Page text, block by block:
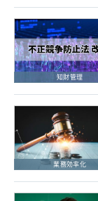
知財管理
業務効率化